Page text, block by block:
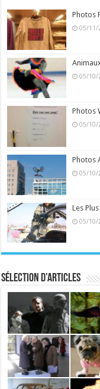
Photos
05/11/
05/10/
Photos
05/10/
Photos
05/10/
Les
05/10/
Sélection d’articles